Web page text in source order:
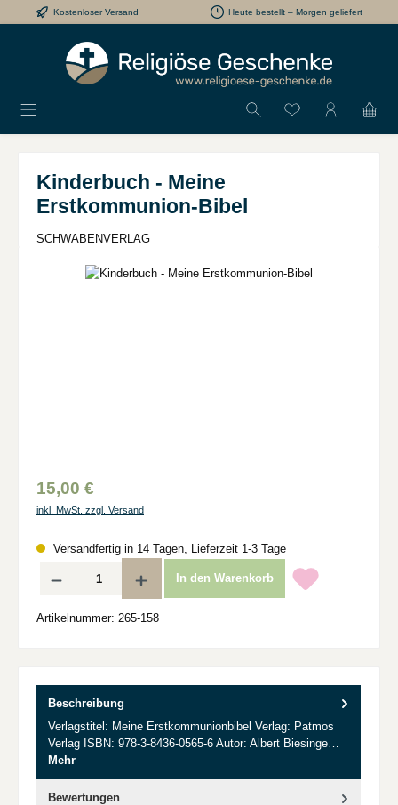
Zum Hauptinhalt springen
Kostenloser Versand Heute bestellt – Morgen geliefert
Du hast 0
Kinderbuch - Meine
Erstkommunion-Bibel
SCHWABENVERLAG
Bildergalerie überspringen
15,00 €
inkl. MwSt. zzgl. Versand
Versandfertig in 14 Tagen, Lieferzeit 1-3 Tage
Produkt Anzahl: Gib den gewünschten Wert ein oder benutze die Schaltflächen
In den Warenkorb
Artikelnummer: 265-158
Beschreibung
Verlagstitel: Meine Erstkommunionbibel Verlag: Patmos
Verlag ISBN: 978-3-8436-0565-6 Autor: Albert Biesinge…
Mehr
Bewertungen